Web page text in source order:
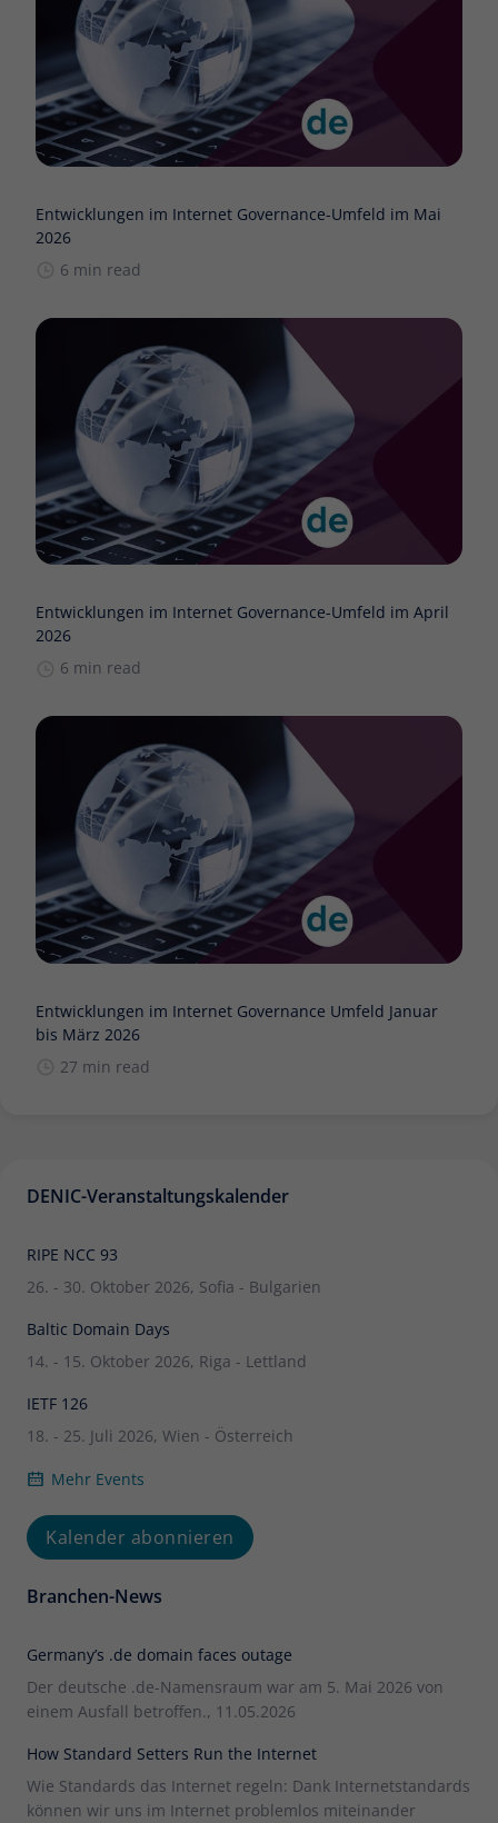
Entwicklungen im Internet Governance-Umfeld im Mai
2026
6 min read
Entwicklungen im Internet Governance-Umfeld im April
2026
6 min read
Entwicklungen im Internet Governance Umfeld Januar
bis März 2026
27 min read
DENIC-Veranstaltungskalender
RIPE NCC 93
26. - 30. Oktober 2026, Sofia - Bulgarien
Baltic Domain Days
14. - 15. Oktober 2026, Riga - Lettland
IETF 126
18. - 25. Juli 2026, Wien - Österreich
Mehr Events
Kalender abonnieren
Branchen-News
Germany’s .de domain faces outage
Der deutsche .de-Namensraum war am 5. Mai 2026 von
einem Ausfall betroffen., 11.05.2026
How Standard Setters Run the Internet
Wie Standards das Internet regeln: Dank Internetstandards
können wir uns im Internet problemlos miteinander